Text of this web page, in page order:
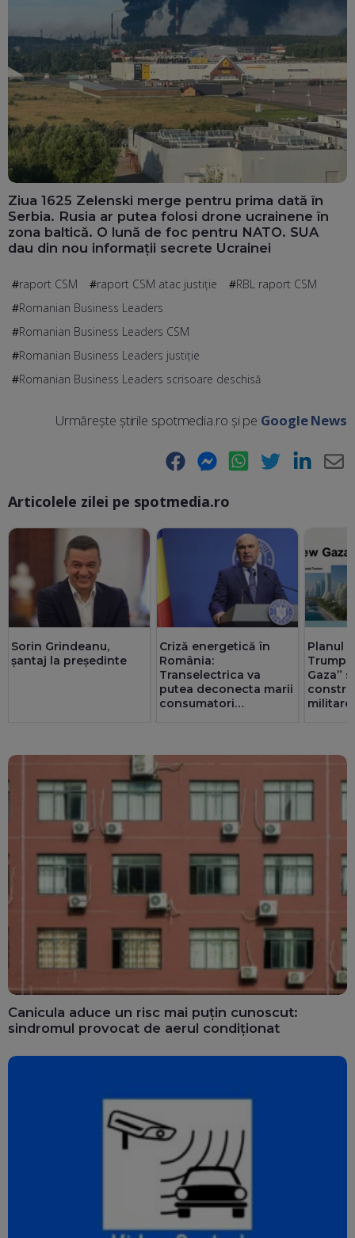
Ziua 1625 Zelenski merge pentru prima dată în
Serbia. Rusia ar putea folosi drone ucrainene în
zona baltică. O lună de foc pentru NATO. SUA
dau din nou informații secrete Ucrainei
raport CSM raport CSM atac justiție
RBL raport CSM
Romanian Business Leaders
Romanian Business Leaders CSM
Romanian Business Leaders justiție
Romanian Business Leaders scrisoare deschisă
Urmărește știrile spotmedia.ro și pe Google News
Facebook Messenger WhatsApp Twitter LinkedIn
Articolele zilei pe spotmedia.ro
Sorin Grindeanu,
șantaj la președinte
Criză energetică în
România:
Transelectrica va
putea deconecta marii
consumatori
afectate
Planul
Trump
Gaza”
militare
Canicula aduce un risc mai puțin cunoscut:
sindromul provocat de aerul condiționat